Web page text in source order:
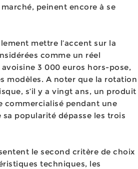
peinent encore à se
mettre l’accent sur la
comme un réel
3 000 euros hors-pose,
modèles. A noter que la rotation
s’il y a vingt ans, un produit
commercialisé pendant une
sa popularité dépasse les trois
le second critère de choix
techniques, les